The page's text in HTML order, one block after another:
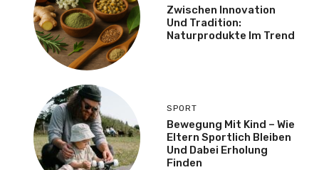
Zwischen Innovation
Und Tradition:
Naturprodukte Im Trend
SPORT
Bewegung Mit Kind – Wie
Eltern Sportlich Bleiben
Und Dabei Erholung
Finden